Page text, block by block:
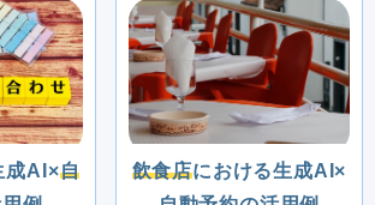
成AI×自
飲食店における生成AI×